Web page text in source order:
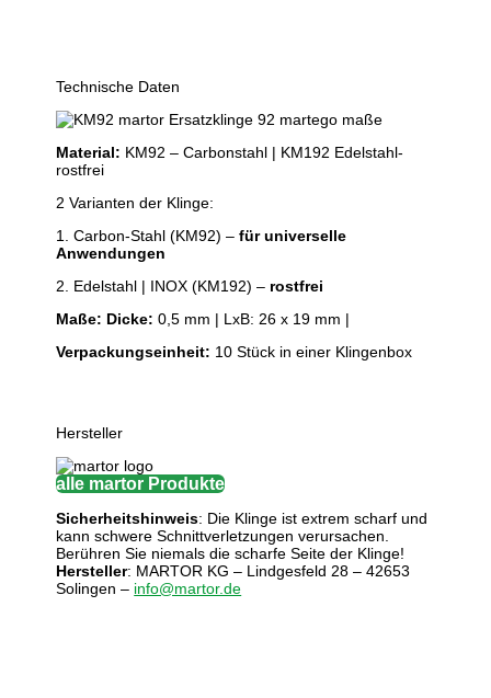
Technische Daten
Material: KM92 – Carbonstahl | KM192 Edelstahl-
rostfrei
2 Varianten der Klinge:
1. Carbon-Stahl (KM92) – für universelle
Anwendungen
2. Edelstahl | INOX (KM192) – rostfrei
Maße: Dicke: 0,5 mm | LxB: 26 x 19 mm |
Verpackungseinheit: 10 Stück in einer Klingenbox
Hersteller
alle martor Produkte
Sicherheitshinweis: Die Klinge ist extrem scharf und
kann schwere Schnittverletzungen verursachen.
Berühren Sie niemals die scharfe Seite der Klinge!
Hersteller: MARTOR KG – Lindgesfeld 28 – 42653
Solingen – info@martor.de